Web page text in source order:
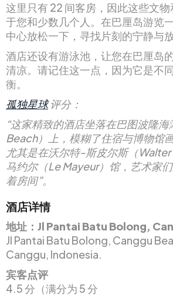
这里只有 22 间客房，因此这些文
于您和少数几个人。在巴厘岛游览
中心放松一下，寻找片刻的宁静与放
酒店还设有游泳池，让您在巴厘岛
清凉。请记住这一点，因为它是不
衡。
孤独星球评分：
“这家精致的酒店坐落在巴图波隆
Beach）上，模糊了住宿与博物馆
尤其是在沃尔特-斯皮尔斯（
马约尔（Le Mayeur）馆，艺术家
着房间”。
酒店详情
地址：Jl Pantai Batu Bolong,
Jl Pantai Batu Bolong, Canggu
Canggu, Indonesia.
宾客点评
4.5 分（满分为 5 分